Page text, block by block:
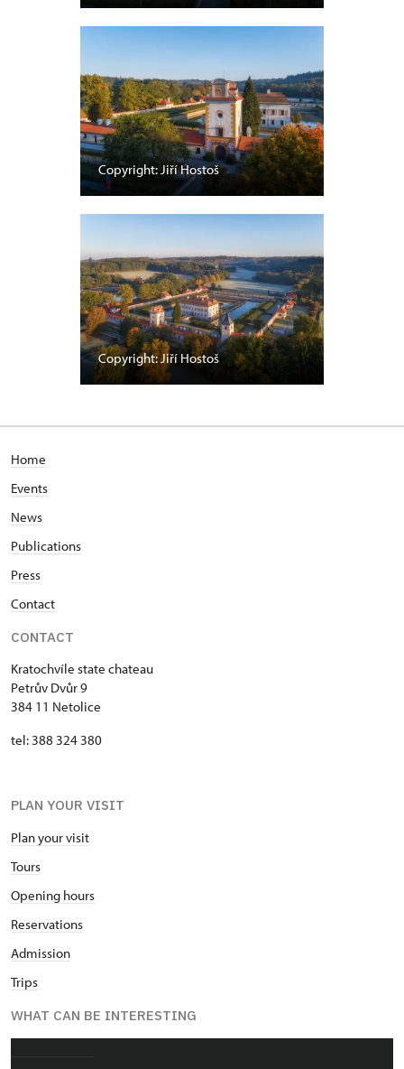
Copyright: Jiří Hostoš
Copyright: Jiří Hostoš
Home
Events
News
Publications
Press
Contact
CONTACT
Kratochvíle state chateau
Petrův Dvůr 9
384 11 Netolice
tel: 388 324 380
PLAN YOUR VISIT
Plan your visit
Tours
Opening hours
Reservations
Admission
Trips
WHAT CAN BE INTERESTING